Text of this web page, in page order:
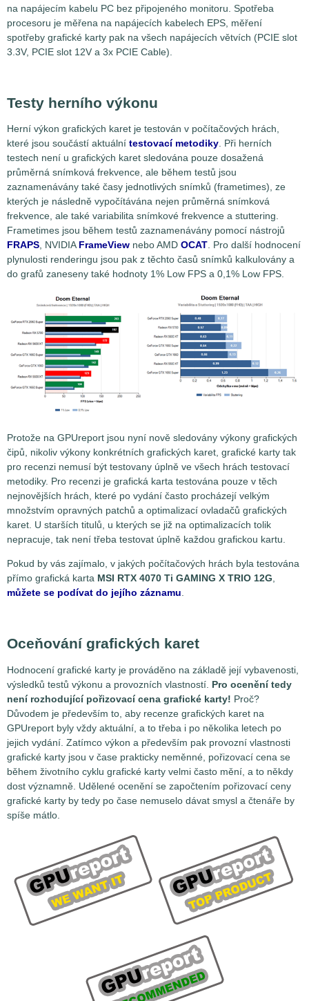
na napájecím kabelu PC bez připojeného monitoru. Spotřeba
procesoru je měřena na napájecích kabelech EPS, měření
spotřeby grafické karty pak na všech napájecích větvích (PCIE slot
3.3V, PCIE slot 12V a 3x PCIE Cable).
Testy herního výkonu
Herní výkon grafických karet je testován v počítačových hrách,
které jsou součástí aktuální testovací metodiky. Při herních
testech není u grafických karet sledována pouze dosažená
průměrná snímková frekvence, ale během testů jsou
zaznamenávány také časy jednotlivých snímků (frametimes), ze
kterých je následně vypočítávána nejen průměrná snímková
frekvence, ale také variabilita snímkové frekvence a stuttering.
Frametimes jsou během testů zaznamenávány pomocí nástrojů
FRAPS, NVIDIAFrameView nebo AMD OCAT. Pro další hodnocení
plynulosti renderingu jsou pak z těchto časů snímků kalkulovány a
do grafů zaneseny také hodnoty 1% Low FPS a 0,1% Low FPS.
Protože na GPUreport jsou nyní nově sledovány výkony grafických
čipů, nikoliv výkony konkrétních grafických karet, grafické karty tak
pro recenzi nemusí být testovany úplně ve všech hrách testovací
metodiky. Pro recenzi je grafická karta testována pouze v těch
nejnovějších hrách, které po vydání často procházejí velkým
množstvím opravných patchů a optimalizací ovladačů grafických
karet. U starších titulů, u kterých se již na optimalizacích tolik
nepracuje, tak není třeba testovat úplně každou grafickou kartu.
Pokud by vás zajímalo, v jakých počítačových hrách byla testována
přímo grafická karta MSI RTX 4070 Ti GAMING X TRIO 12G
můžete se podívat do jejího záznamu
Oceňování grafických karet
Hodnocení grafické karty je prováděno na základě její vybavenosti,
výsledků testů výkonu a provozních vlastností. Pro ocenění tedy
není rozhodující pořizovací cena grafické karty! Proč?
Důvodem je především to, aby recenze grafických karet na
GPUreport byly vždy aktuální, a to třeba i po několika letech po
jejich vydání. Zatímco výkon a především pak provozní vlastnosti
grafické karty jsou v čase prakticky neměnné, pořizovací cena se
během životního cyklu grafické karty velmi často mění, a to někdy
dost významně. Udělené ocenění se započtením pořizovací ceny
grafické karty by tedy po čase nemuselo dávat smysl a čtenáře by
spíše mátlo.